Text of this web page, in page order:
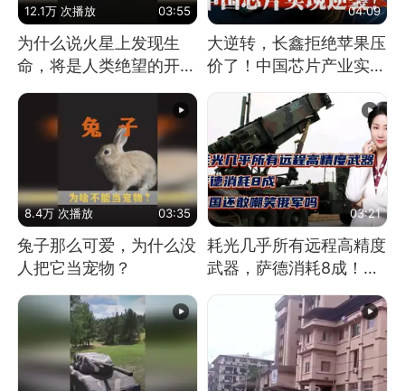
12.1万 次播放 03:55
为什么说火星上发现生
命，将是人类绝望的开
始？
04:09
大逆转，长鑫拒绝苹果压
价了！中国芯片产业实现
怎样的逆袭？
8.4万 次播放 03:35
兔子那么可爱，为什么没
人把它当宠物？
03:21
耗光几乎所有远程高精度
武器，萨德消耗8成！美